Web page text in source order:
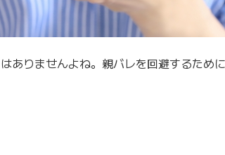
ありませんよね。親バレを回避するため